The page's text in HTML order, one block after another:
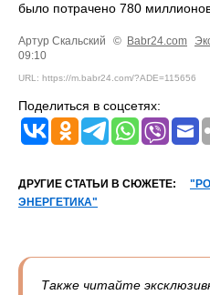
было потрачено 780
Артур Скальский © Babr24.com
09:10
URL: https://m.babr24.com/?ADE=115656
Поделиться в соцсетях:
ДРУГИЕ СТАТЬИ В СЮЖЕТЕ:
ЭНЕРГЕТИКА"
Также читайте